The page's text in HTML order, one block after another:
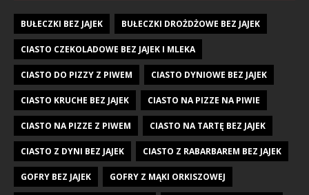
BUŁECZKI BEZ JAJEK BUŁECZKI DROŻDŻOWE BEZ JAJEK
CIASTO CZEKOLADOWE BEZ JAJEK I MLEKA
CIASTO DO PIZZY Z PIWEM CIASTO DYNIOWE BEZ JAJEK
CIASTO KRUCHE BEZ JAJEK CIASTO NA PIZZE NA PIWIE
CIASTO NA PIZZE Z PIWEM CIASTO NA TARTĘ BEZ JAJEK
CIASTO Z DYNI BEZ JAJEK CIASTO Z RABARBAREM BEZ JAJEK
GOFRY BEZ JAJEK GOFRY Z MĄKI ORKISZOWEJ